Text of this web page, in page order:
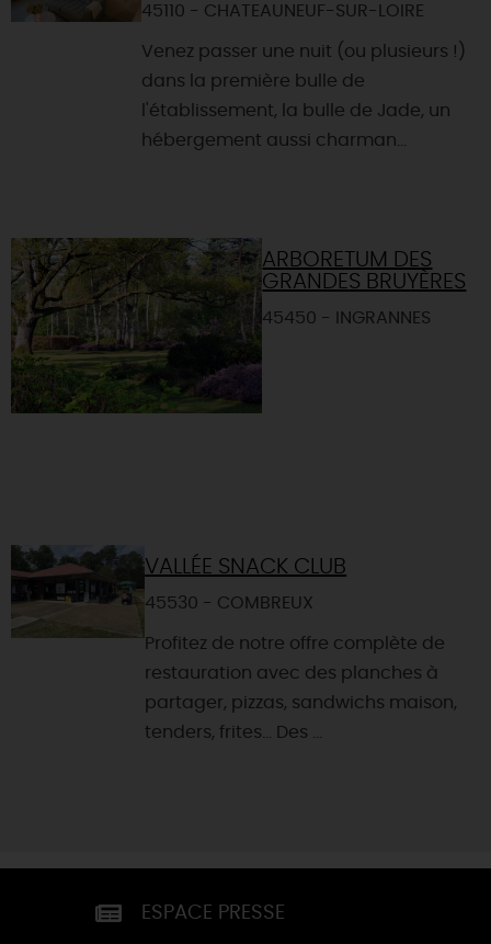
45110 - CHATEAUNEUF-SUR-LOIRE
Venez passer une nuit (ou plusieurs !)
dans la première bulle de
l'établissement, la bulle de Jade, un
hébergement aussi charman...
ARBORETUM DES
GRANDES BRUYÈRES
45450 - INGRANNES
VALLÉE SNACK CLUB
45530 - COMBREUX
Profitez de notre offre complète de
restauration avec des planches à
partager, pizzas, sandwichs maison,
tenders, frites... Des ...
ESPACE PRESSE